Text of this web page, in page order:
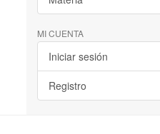
MI CUENTA
Iniciar sesión
Registro